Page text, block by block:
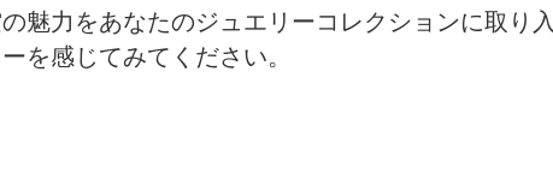
魅力をあなたのジュエリーコレクションに取り
を感じてみてください。